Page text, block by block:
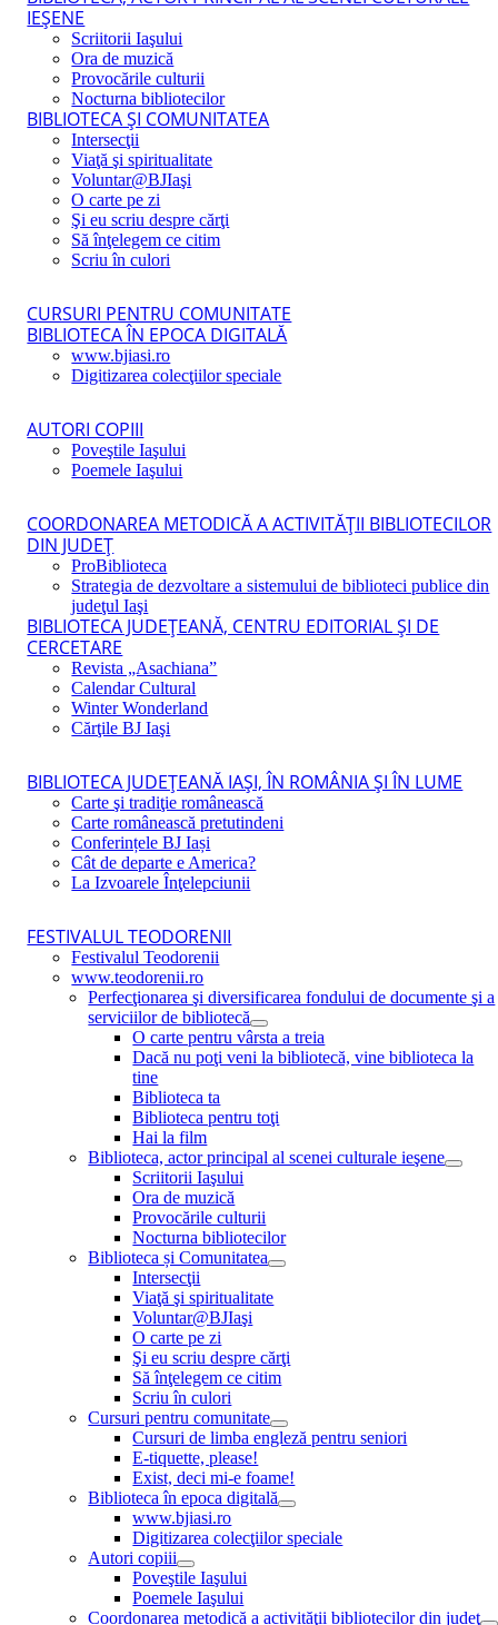
IEŞENE
Scriitorii Iaşului
Ora de muzică
Provocările culturii
Nocturna bibliotecilor
BIBLIOTECA ŞI COMUNITATEA
Intersecţii
Viaţă şi spiritualitate
Voluntar@BJIaşi
O carte pe zi
Şi eu scriu despre cărţi
Să înţelegem ce citim
Scriu în culori
CURSURI PENTRU COMUNITATE
BIBLIOTECA ÎN EPOCA DIGITALĂ
www.bjiasi.ro
Digitizarea colecţiilor speciale
AUTORI COPIII
Poveştile Iaşului
Poemele Iaşului
COORDONAREA METODICĂ A ACTIVITĂŢII BIBLIOTECILOR
DIN JUDEŢ
ProBiblioteca
Strategia de dezvoltare a sistemului de biblioteci publice din
judeţul Iaşi
BIBLIOTECA JUDEŢEANĂ, CENTRU EDITORIAL ŞI DE
CERCETARE
Revista „Asachiana”
Calendar Cultural
Winter Wonderland
Cărţile BJ Iaşi
BIBLIOTECA JUDEŢEANĂ IAŞI, ÎN ROMÂNIA ŞI ÎN LUME
Carte şi tradiţie românească
Carte românească pretutindeni
Conferințele BJ Iași
Cât de departe e America?
La Izvoarele Înţelepciunii
FESTIVALUL TEODORENII
Festivalul Teodorenii
www.teodorenii.ro
Perfecţionarea şi diversificarea fondului de documente şi a
serviciilor de bibliotecă
O carte pentru vârsta a treia
Dacă nu poţi veni la bibliotecă, vine biblioteca la
tine
Biblioteca ta
Biblioteca pentru toţi
Hai la film
Biblioteca, actor principal al scenei culturale ieşene
Scriitorii Iaşului
Ora de muzică
Provocările culturii
Nocturna bibliotecilor
Biblioteca și Comunitatea
Intersecţii
Viaţă şi spiritualitate
Voluntar@BJIaşi
O carte pe zi
Şi eu scriu despre cărţi
Să înţelegem ce citim
Scriu în culori
Cursuri pentru comunitate
Cursuri de limba engleză pentru seniori
E-tiquette, please!
Exist, deci mi-e foame!
Biblioteca în epoca digitală
www.bjiasi.ro
Digitizarea colecţiilor speciale
Autori copiii
Poveştile Iaşului
Poemele Iaşului
Coordonarea metodică a activităţii bibliotecilor din judeţ